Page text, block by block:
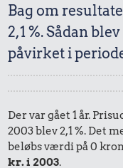
Bag om
2,1 %. Sådan
påvirket i
Der var gået 1 år.
2003 blev 2,1 %. Det
beløbs værdi på 0
kr. i 2003.